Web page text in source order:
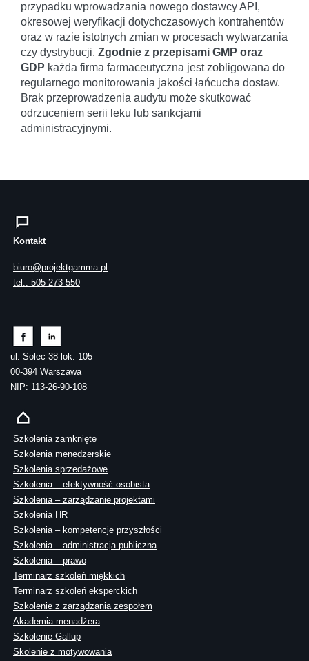
przypadku wprowadzania nowego dostawcy API,
okresowej weryfikacji dotychczasowych kontrahentów
oraz w razie istotnych zmian w procesach wytwarzania
czy dystrybucji. Zgodnie z przepisami GMP oraz
GDP każda firma farmaceutyczna jest zobligowana do
regularnego monitorowania jakości łańcucha dostaw.
Brak przeprowadzenia audytu może skutkować
odrzuceniem serii leku lub sankcjami
administracyjnymi.
Kontakt
biuro@projektgamma.pl
tel.: 505 273 550
ul. Solec 38 lok. 105
00-394 Warszawa
NIP: 113-26-90-108
Szkolenia zamknięte
Szkolenia menedżerskie
Szkolenia sprzedażowe
Szkolenia – efektywność osobista
Szkolenia – zarządzanie projektami
Szkolenia HR
Szkolenia – kompetencje przyszłości
Szkolenia – administracja publiczna
Szkolenia – prawo
Terminarz szkoleń miękkich
Terminarz szkoleń eksperckich
Szkolenie z zarządzania zespołem
Akademia menadżera
Szkolenie Gallup
Skolenie z motywowania